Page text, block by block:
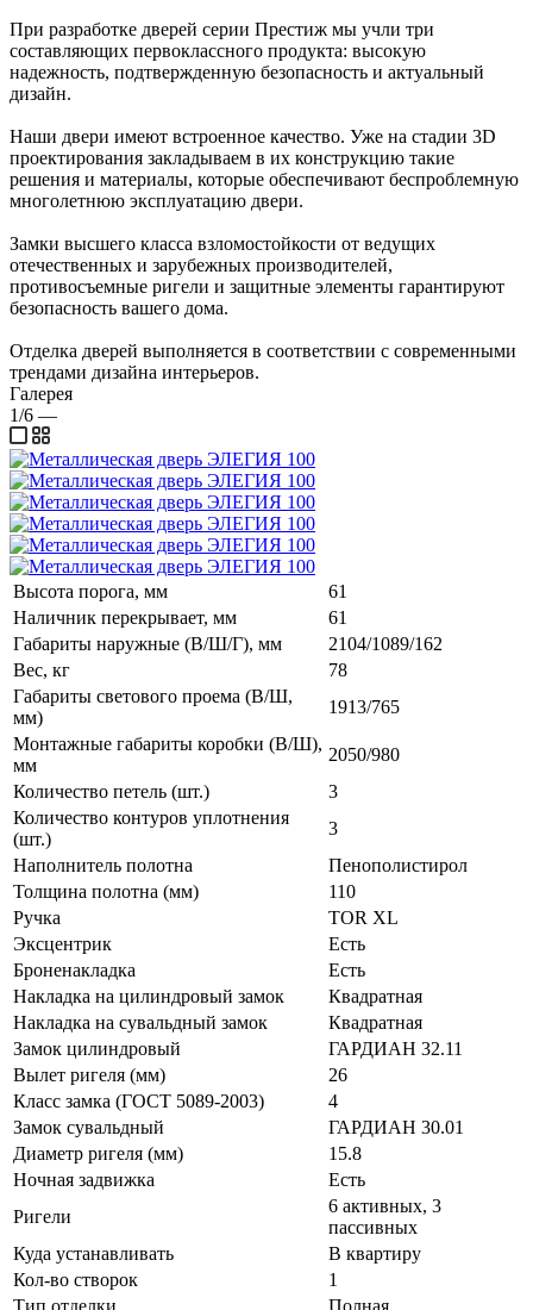
При разработке дверей серии Престиж мы учли три
составляющих первоклассного продукта: высокую
надежность, подтвержденную безопасность и актуальный
дизайн.
Наши двери имеют встроенное качество. Уже на стадии 3D
проектирования закладываем в их конструкцию такие
решения и материалы, которые обеспечивают беспроблемную
многолетнюю эксплуатацию двери.
Замки высшего класса взломостойкости от ведущих
отечественных и зарубежных производителей,
противосъемные ригели и защитные элементы гарантируют
безопасность вашего дома.
Отделка дверей выполняется в соответствии с современными
трендами дизайна интерьеров.
Галерея
1/6 —
Высота порога, мм
61
Наличник перекрывает, мм
61
Габариты наружные (В/Ш/Г), мм
2104/1089/162
Вес, кг
78
Габариты светового проема (В/Ш,
мм)
1913/765
Монтажные габариты коробки (В/Ш),
мм
2050/980
Количество петель (шт.)
3
Количество контуров уплотнения
(шт.)
3
Наполнитель полотна
Пенополистирол
Толщина полотна (мм)
110
Ручка
TOR ХL
Эксцентрик
Есть
Броненакладка
Есть
Накладка на цилиндровый замок
Квадратная
Накладка на сувальдный замок
Квадратная
Замок цилиндровый
ГАРДИАН 32.11
Вылет ригеля (мм)
26
Класс замка (ГОСТ 5089-2003)
4
Замок сувальдный
ГАРДИАН 30.01
Диаметр ригеля (мм)
15.8
Ночная задвижка
Есть
Ригели
6 активных, 3
пассивных
Куда устанавливать
В квартиру
Кол-во створок
1
Тип отделки
Полная